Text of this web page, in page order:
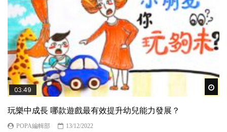
03:49
玩樂中成長 哪款遊戲最有效提升幼兒能力發展？
POPA編輯部
13/12/2022